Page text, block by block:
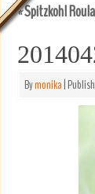
«Spitzkohl
Bymonika|